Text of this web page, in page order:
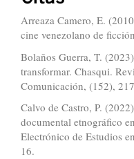
Arreaza Camero, E.
cine venezolano de
Bolaños Guerra, T.
transformar. Chasqui.
Comunicación, (152),
Calvo de Castro, P.
documental etnográfico
Electrónico de Estudios
16.